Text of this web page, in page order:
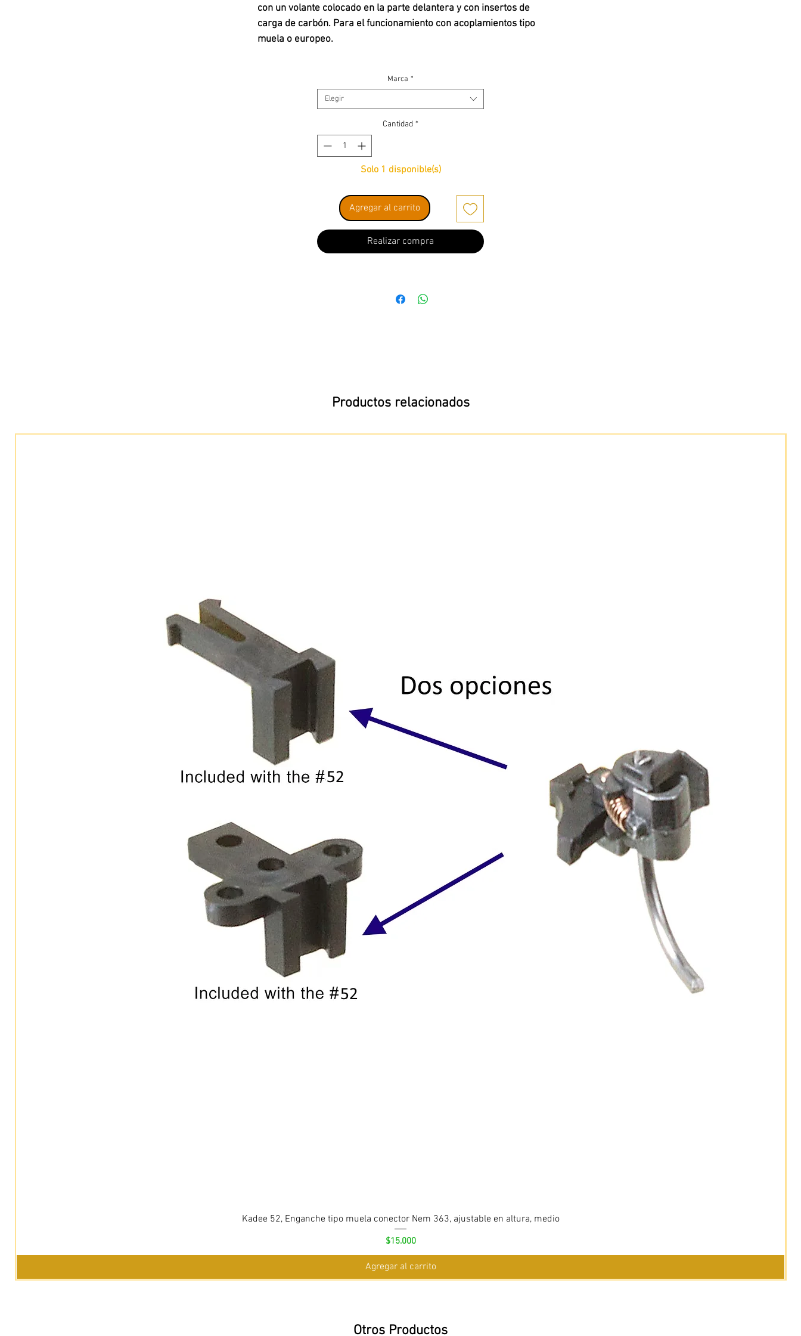
con un volante colocado en la parte delantera y con insertos de
carga de carbón. Para el funcionamiento con acoplamientos tipo
muela o europeo.
exterior adicional. Longitud por coche aprox. 19 cm.
Características principales:
Nuevo diseño completo.
Todos los vagones cargados de carbón.
cerrados normales.
Todos los vehículos se embalan individualmente en un
Marca *
Elegir
Cantidad *
Solo 1 disponible(s)
Agregar al carrito
Realizar compra
Productos relacionados
Kadee 52, Enganche tipo muela conector Nem 363, ajustable en altura, medio
Precio
$15.000
Agregar al carrito
Otros Productos